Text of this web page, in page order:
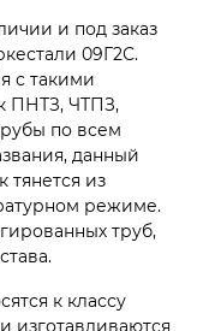
и под заказ
09Г2С.
с такими
ПНТЗ, ЧТПЗ,
по всем
данный
тянется из
режиме.
труб,
к классу
изготавливаются